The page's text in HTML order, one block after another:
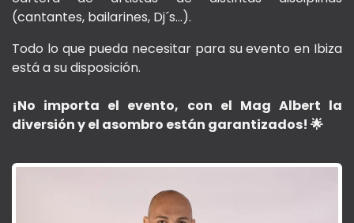
(cantantes, bailarines, Dj´s…).
Todo lo que pueda necesitar para su evento en Ibiza
está a su disposición.
¡No importa el evento, con el Mag Albert la
diversión y el asombro están garantizados! 🌟